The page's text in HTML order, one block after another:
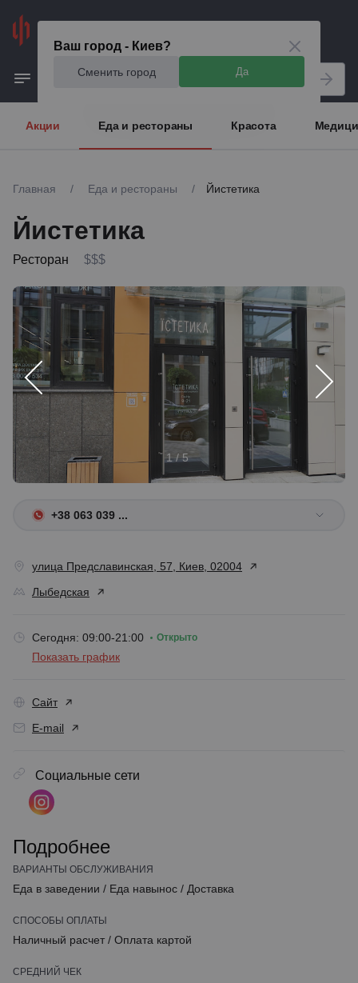
Ваш город - Киев?
Сменить город Да
Акции Еда и рестораны Красота
Главная / Еда и рестораны / Йистетика
Йистетика
Ресторан $$$
1 / 5
+38 063 039 ...
улица Предславинская, 57, Киев, 02004
Лыбедская
Сегодня: 09:00-21:00 Открыто
Показать график
Сайт
E-mail
Социальные сети
Подробнее
ВАРИАНТЫ ОБСЛУЖИВАНИЯ
Еда в заведении / Еда навынос / Доставка
СПОСОБЫ ОПЛАТЫ
Наличный расчет / Оплата картой
СРЕДНИЙ ЧЕК